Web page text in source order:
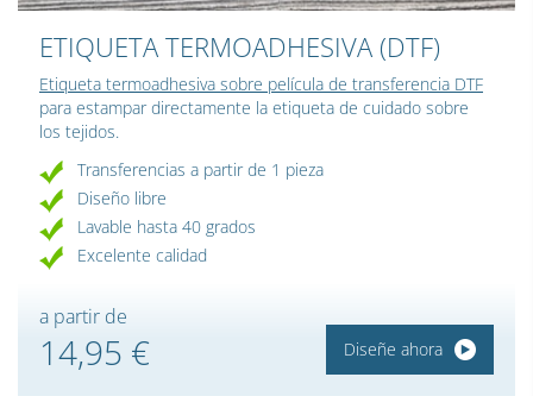
ETIQUETA TERMOADHESIVA (DTF)
Etiqueta termoadhesiva sobre película de transferencia DTF
para estampar directamente la etiqueta de cuidado sobre
los tejidos.
Transferencias a partir de 1 pieza
Diseño libre
Lavable hasta 40 grados
Excelente calidad
a partir de
14,95 € Diseñe ahora